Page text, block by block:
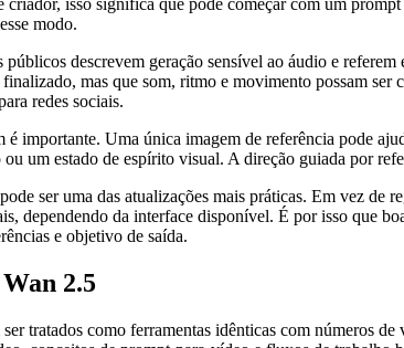
criador, isso significa que pode começar com um
modo.
descrevem geração sensível ao áudio e
mas que som, ritmo e movimento possam
redes sociais.
é importante. Uma única imagem de referência pode
um estado de espírito visual. A direção guiada por
ser uma das atualizações mais práticas. Em vez
dependendo da interface disponível. É por isso que
e objetivo de saída.
2.5
tratados como ferramentas idênticas com números